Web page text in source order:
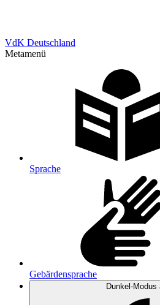
VdK Deutschland
Metamenü
Sprache
Gebärdensprache
Dunkel-Modus